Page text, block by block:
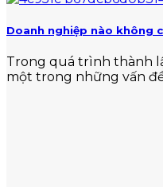
Doanh nghiệp nào không
Trong quá trình thành
một trong những vấn